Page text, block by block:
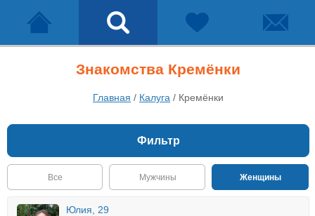
Знакомства Кремёнки
Главная / Калуга / Кремёнки
Фильтр
Все Мужчины Женщины
Юлия, 29